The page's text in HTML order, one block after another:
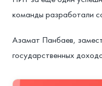
команды разработали
⁣Азамат Панбаев,
государственных